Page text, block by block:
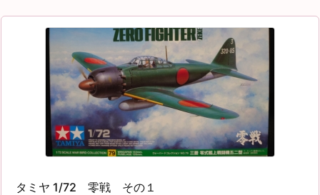
タミヤ 1/72 零戦 その１